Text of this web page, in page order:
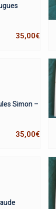
35,00€
Simon –
35,00€